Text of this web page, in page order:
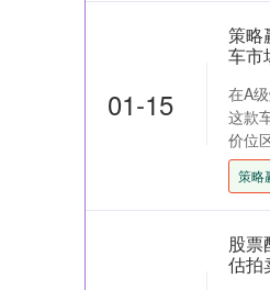
01-15
策略
车市
在A
这款
价位
策略
股票
估拍